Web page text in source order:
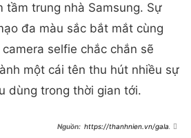
tầm trung nhà Samsung. Sự
đa màu sắc bắt mắt cùng
selfie chắc chắn sẽ
một cái tên thu hút nhiều sự
dùng trong thời gian tới.
https://thanhnien.vn/galaxy-